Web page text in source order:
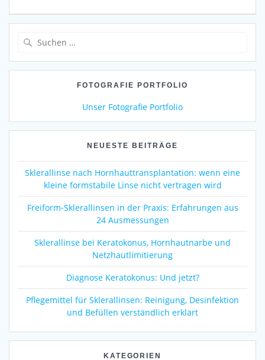
FOTOGRAFIE PORTFOLIO
Unser Fotografie Portfolio
NEUESTE BEITRÄGE
Sklerallinse nach Hornhauttransplantation: wenn eine
kleine formstabile Linse nicht vertragen wird
Freiform-Sklerallinsen in der Praxis: Erfahrungen aus
24 Ausmessungen
Sklerallinse bei Keratokonus, Hornhautnarbe und
Netzhautlimitierung
Diagnose Keratokonus: Und jetzt?
Pflegemittel für Sklerallinsen: Reinigung, Desinfektion
und Befüllen verständlich erklärt
KATEGORIEN